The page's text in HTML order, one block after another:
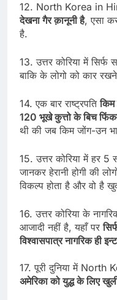
12. North Korea in
देखना गैर क़ानूनी है, एसा
है.
13. उत्तर कोरिया में
बाकि के लोगो को कार
14. एक बार राष्ट्रपति
120 भूखे कुत्तो के बिच
थी की जब किम जोंग-उन
15. उत्तर कोरिया में हर
जानकर हेरानी होगी की
विकल्प होता है और वो है
16. उत्तर कोरिया के
आजादी नहीं है, यहाँ पर
विश्वासपात्र नागरिक ही
17. पूरी दुनिया में North
अमेरिका को युद्ध के लिए